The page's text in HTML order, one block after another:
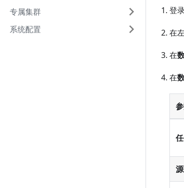
专属集群
系统配置
登
在
在
在